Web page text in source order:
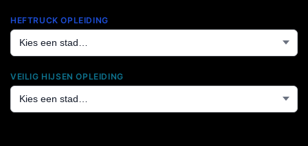
HEFTRUCK OPLEIDING
VEILIG HIJSEN OPLEIDING